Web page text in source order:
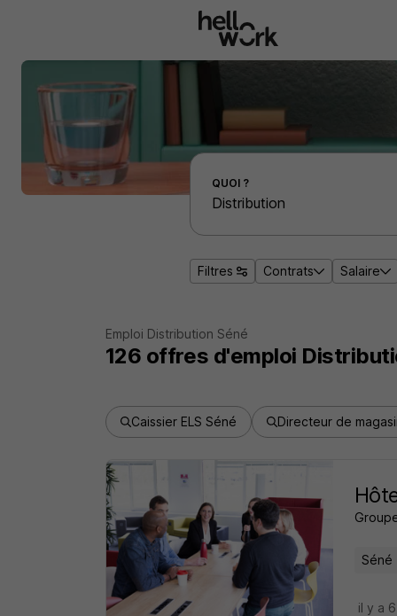
Effectuer une recherche d'emploi par localité
QUOI ?
Filtres Contrats Salaire
Emploi Distribution Séné
126 offres d'emploi
Caissier ELS Séné Directeur de
Séné
il y a